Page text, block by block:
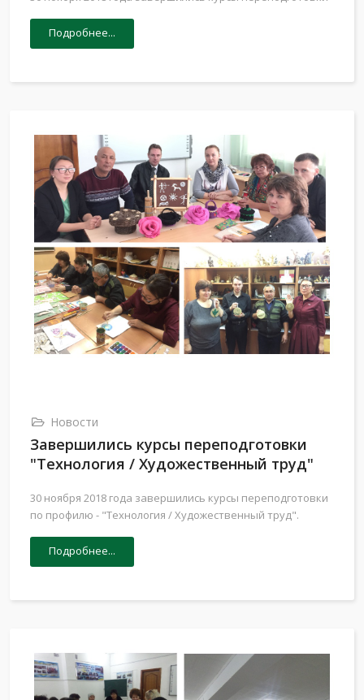
Подробнее...
Новости
Завершились курсы переподготовки
"Технология / Художественный труд"
30 ноября 2018 года завершились курсы переподготовки
по профилю - "Технология / Художественный труд".
Подробнее...